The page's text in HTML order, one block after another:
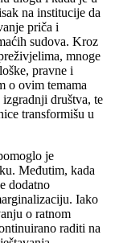
na institucije da
priča i
sudova. Kroz
mnoge
pravne i
o ovim temama
društva, te
transformišu u
je
Međutim, kada
dodatno
Iako
o ratnom
raditi na